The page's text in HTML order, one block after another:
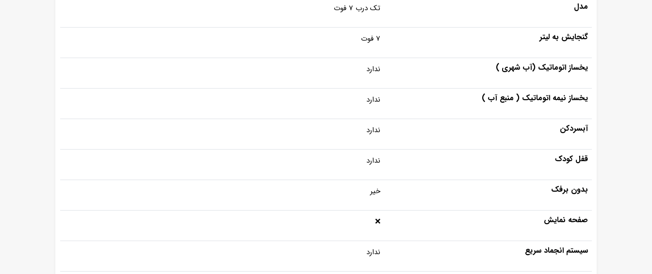
مدل تک درب 7 فوت
گنجایش به لیتر 7 فوت
یخساز اتوماتیک (آب شهری ) ندارد
یخساز نیمه اتوماتیک ( منبع آب ) ندارد
آبسردکن ندارد
قفل کودک ندارد
بدون برفک خیر
صفحه نمایش ❌
سیستم انجماد سریع ندارد